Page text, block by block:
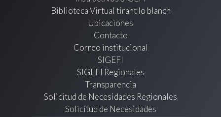
Biblioteca Virtual tirant lo blanch
Ubicaciones
Contacto
Correo institucional
SIGEFI
SIGEFI Regionales
Transparencia
Solicitud de Necesidades Regionales
Solicitud de Necesidades